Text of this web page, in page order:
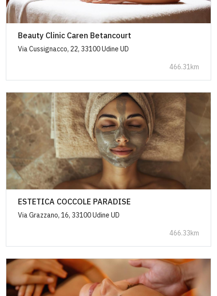
Beauty Clinic Caren Betancourt
Via Cussignacco, 22, 33100 Udine UD
466.31km
ESTETICA COCCOLE PARADISE
Via Grazzano, 16, 33100 Udine UD
466.33km